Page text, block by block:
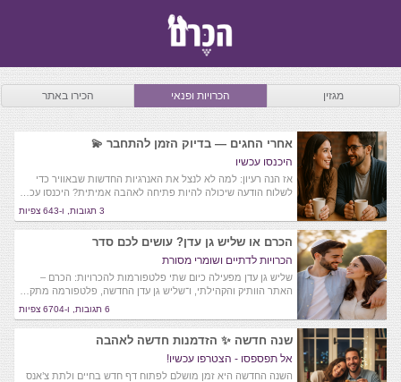
מגזין הכרויות ופנאי הכירו באתר
אחרי החגים — בדיוק הזמן להתחבר 💫
היכנסו עכשיו
אז הנה רעיון: למה לא לנצל את האנרגיות החדשות שבאוויר כדי
לשלוח הודעה שיכולה להיות פתיחה לאהבה אמיתית? היכנסו עכ…
3 תגובות, ו-643 צפיות
הכרם או שליש גן עדן? עושים לכם סדר
הכרויות לדתיים ושומרי מסורת
שליש גן עדן מפעילה כיום שתי פלטפורמות להכרויות: הכרם –
האתר הוותיק והקהילתי, ו־שליש גן עדן החדשה, פלטפורמה מתק…
6 תגובות, ו-6704 צפיות
שנה חדשה ✨ הזדמנות חדשה לאהבה
אל תפספסו - הצטרפו עכשיו!
השנה החדשה היא זמן מושלם לפתוח דף חדש בחיים ולתת צ’אנס